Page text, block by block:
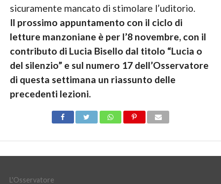
sicuramente mancato di stimolare l’uditorio.
Il prossimo appuntamento con il ciclo di
letture manzoniane è per l’8 novembre, con il
contributo di Lucia Bisello dal titolo “Lucia o
del silenzio” e sul numero 17 dell’Osservatore
di questa settimana un riassunto delle
precedenti lezioni.
L'Osservatore